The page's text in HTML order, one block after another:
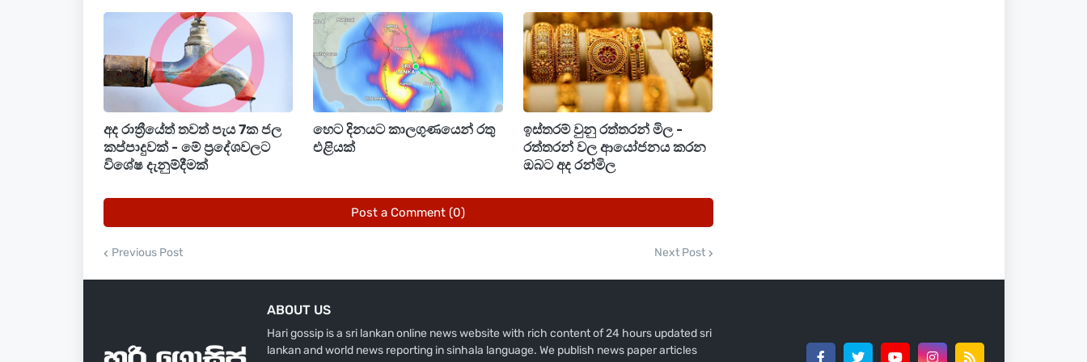
දිනවල තේරීම් ක්‍රියාවලියට ලක් වෙමින් පවතින බවත් නියෝජ්‍ය අමාත්‍යවරයා වැඩිදුරටත් පැවසීය.
අද රාත්‍රීයේත් තවත් පැය 7ක ජල
කප්පාදුවක් - මේ ප්‍රදේශවලට
විශේෂ දැනුම්දීමක්
හෙට දිනයට කාලගුණයෙන් රතු
එළියක්
ඉස්තරම් වුනු රත්තරන් මිල -
රත්තරන් වල ආයෝජනය කරන
ඔබට අද රන්මිල
Post a Comment (0)
Previous Post Next Post
ABOUT US
Hari gossip is a sri lankan online news website with rich content of 24 hours updated sri
lankan and world news reporting in sinhala language. We publish news paper articles